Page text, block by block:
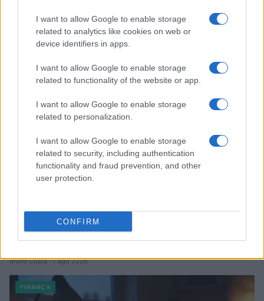
I want to allow Google to enable storage
related to analytics like cookies on web or
device identifiers in apps.
I want to allow Google to enable storage
related to functionality of the website or app.
I want to allow Google to enable storage
related to personalization.
I want to allow Google to enable storage
related to security, including authentication
functionality and fraud prevention, and other
user protection.
CONFIRM
Continue lendo
FINANÇA
Rendimentos de R$ 10 mil em diferentes investimentos com a
Bruno Costa · 7 ago 2026
FINANÇA